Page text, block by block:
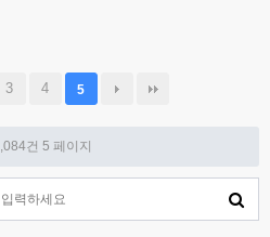
3 4 5
건 5 페이지